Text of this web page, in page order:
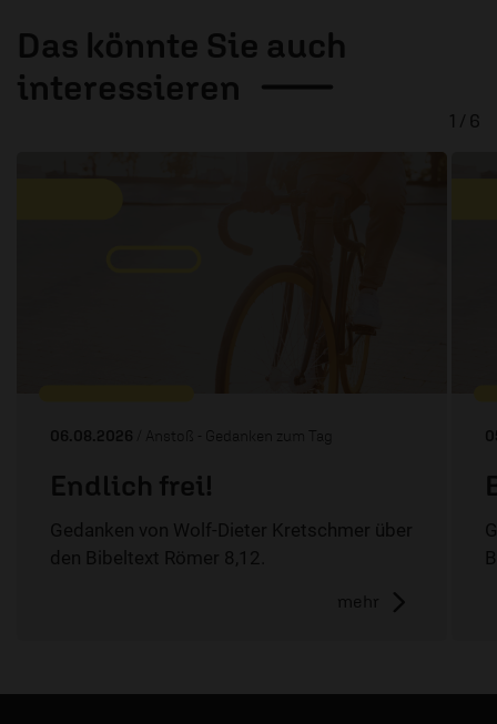
Das könnte Sie auch
interessieren
06.08.2026 / Anstoß - Gedanken zum Tag
Endlich frei!
Gedanken von Wolf-Dieter Kretschmer über
den Bibeltext Römer 8,12.
mehr
1 / 6